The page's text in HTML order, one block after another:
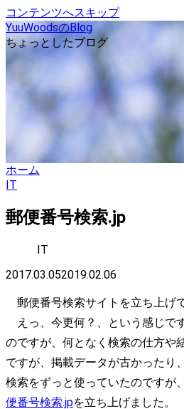
コンテンツへスキップ
YuuWoodsのBlog
ちょっとしたブログ
ホーム
IT
郵便番号検索.jp
IT
2017.03.052019.02.06
郵便番号検索サイトを立ち上げ
えっ、今更何？、という感じで
のですが、何となく検索の仕方や
ですが、掲載データが古かったり
検索をずっと使っていたのですが
便番号検索.jpを立ち上げました。